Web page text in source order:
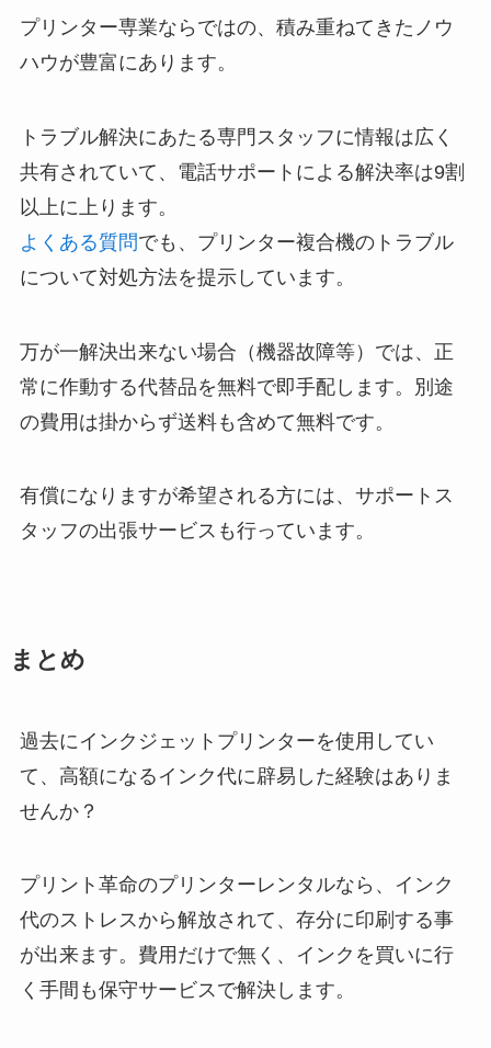
プリンター専業ならではの、積み重ねてきたノウ
ハウが豊富にあります。
トラブル解決にあたる専門スタッフに情報は広く
共有されていて、電話サポートによる解決率は9割
以上に上ります。
よくある質問でも、プリンター複合機のトラブル
について対処方法を提示しています。
万が一解決出来ない場合（機器故障等）では、正
常に作動する代替品を無料で即手配します。別途
の費用は掛からず送料も含めて無料です。
有償になりますが希望される方には、サポートス
タッフの出張サービスも行っています。
まとめ
過去にインクジェットプリンターを使用してい
て、高額になるインク代に辟易した経験はありま
せんか？
プリント革命のプリンターレンタルなら、インク
代のストレスから解放されて、存分に印刷する事
が出来ます。費用だけで無く、インクを買いに行
く手間も保守サービスで解決します。